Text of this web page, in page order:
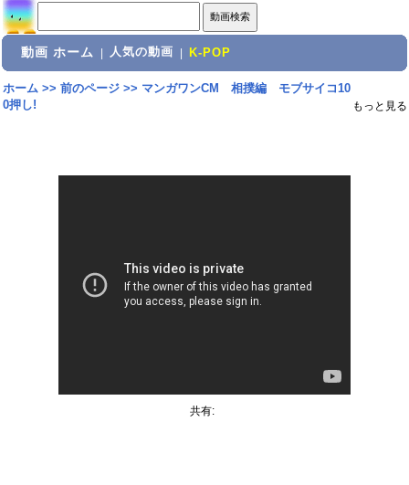
動画 ホーム 人気の動画 K-POP
ホーム>> 前のページ>> マンガワンCM 相撲編 モブサイコ10
0押し!
もっと見る
共有: